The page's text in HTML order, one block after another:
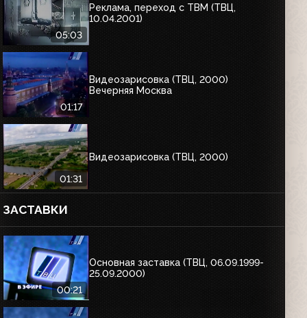
05:03
Реклама, переход с ТВМ (ТВЦ,
10.04.2001)
01:17
Видеозарисовка (ТВЦ, 2000)
Вечерняя Москва
01:31
Видеозарисовка (ТВЦ, 2000)
ЗАСТАВКИ
00:21
Основная заставка (ТВЦ, 06.09.1999-
25.09.2000)